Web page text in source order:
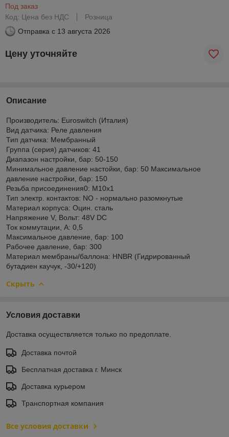
Под заказ
Код: Цена без НДС
Розница
Отправка с 13 августа 2026
Цену уточняйте
Описание
Производитель: Euroswitch (Италия)
Вид датчика: Реле давления
Тип датчика: Мембранный
Группа (серия) датчиков: 41
Диапазон настройки, бар: 50-150
Минимальное давление настойки, бар: 50 Максимальное
давление настройки, бар: 150
Резьба присоединения0: М10х1
Тип электр. контактов: NO - нормально разомкнутые
Материал корпуса: Оцин. сталь
Напряжение V, Вольт: 48V DC
Ток коммутации, А: 0,5
Максимальное давление, бар: 100
Рабочее давление, бар: 300
Материал мембраны/баллона: HNBR (Гидрированный
бутадиен каучук, -30/+120)
Скрыть
Условия доставки
Доставка осуществляется только по предоплате.
Доставка почтой
Бесплатная доставка г. Минск
Доставка курьером
Транспортная компания
Все условия доставки